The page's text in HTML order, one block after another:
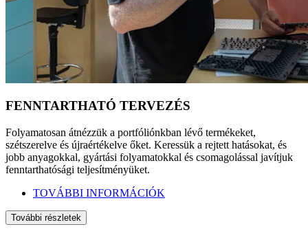
FENNTARTHATÓ TERVEZÉS
Folyamatosan átnézzük a portfóliónkban lévő termékeket,
szétszerelve és újraértékelve őket. Keressük a rejtett hatásokat, és
jobb anyagokkal, gyártási folyamatokkal és csomagolással javítjuk
fenntarthatósági teljesítményüket.
TOVÁBBI INFORMÁCIÓK
További részletek